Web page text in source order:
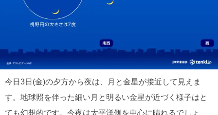
今日3日(金)の夕方から夜は、月と金星が接近して見えま
す。地球照を伴った細い月と明るい金星が近づく様子はと
ても幻想的です。今夜は太平洋側を中心に晴れるでしょ